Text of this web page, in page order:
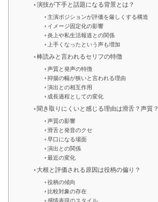
演技が下手と話題になる背景とは？
主演ポジションが評価を厳しくする構造
イメージ固定化の影響
炎上や私生活報道との関係
上手くなったという声も増加
棒読みと言われるセリフの特徴
声質と発声の特徴
抑揚の幅が狭いと言われる理由
演出との相互作用
成長過程としての変化
聞き取りにくいと感じる理由は滑舌？声質？
声質の影響
滑舌と発音のクセ
早口になる場面
演出との関係
最近の変化
大根と評価される原因は役柄の偏り？
役柄の傾向
比較対象の存在
感情表現のスタイル